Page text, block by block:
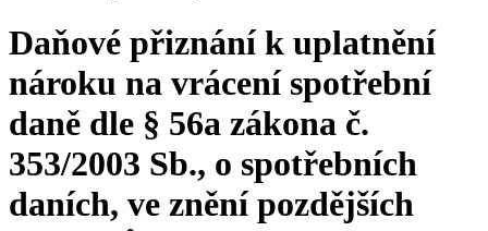
Daňové přiznání k uplatnění
nároku na vrácení spotřební
daně dle § 56a zákona č.
353/2003 Sb., o spotřebních
daních, ve znění pozdějších